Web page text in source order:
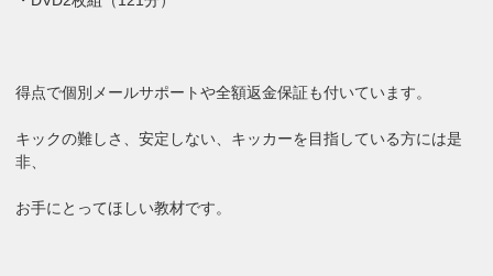
得点で個別メールサポートや全額返金保証も付いています。
キックの難しさ、安定しない、キッカーを目指している方には是
非、
お手にとってほしい教材です。